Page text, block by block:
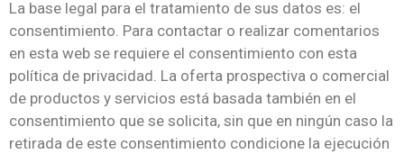
La base legal para el tratamiento de sus datos es: el
consentimiento. Para contactar o realizar comentarios
en esta web se requiere el consentimiento con esta
política de privacidad. La oferta prospectiva o comercial
de productos y servicios está basada también en el
consentimiento que se solicita, sin que en ningún caso la
retirada de este consentimiento condicione la ejecución